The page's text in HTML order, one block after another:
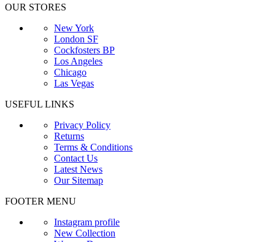
OUR STORES
New York
London SF
Cockfosters BP
Los Angeles
Chicago
Las Vegas
USEFUL LINKS
Privacy Policy
Returns
Terms & Conditions
Contact Us
Latest News
Our Sitemap
FOOTER MENU
Instagram profile
New Collection